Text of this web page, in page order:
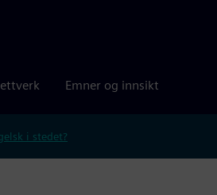
Emner og innsikt
i stedet?